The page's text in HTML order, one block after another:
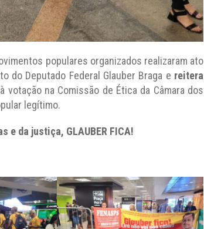
populares organizados realizaram ato
do Deputado Federal Glauber Braga e reitera
votação na Comissão de Ética da Câmara dos
legítimo.
e da justiça, GLAUBER FICA!